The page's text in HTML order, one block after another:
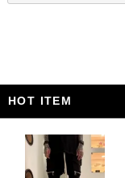
HOT ITEM